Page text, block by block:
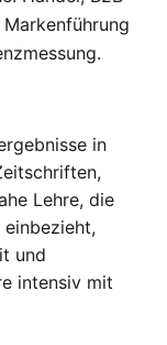
in
Lehre, die
einbezieht,
und
intensiv mit